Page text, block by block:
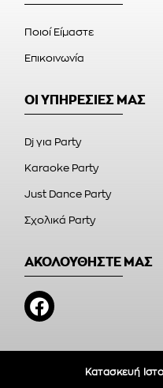
Ποιοί Είμαστε
Επικοινωνία
ΟΙ ΥΠΗΡΕΣΙΕΣ ΜΑΣ
Dj για Party
Karaoke Party
Just Dance Party
Σχολικά Party
ΑΚΟΛΟΥΘΗΣΤΕ ΜΑΣ
Κατασκευή